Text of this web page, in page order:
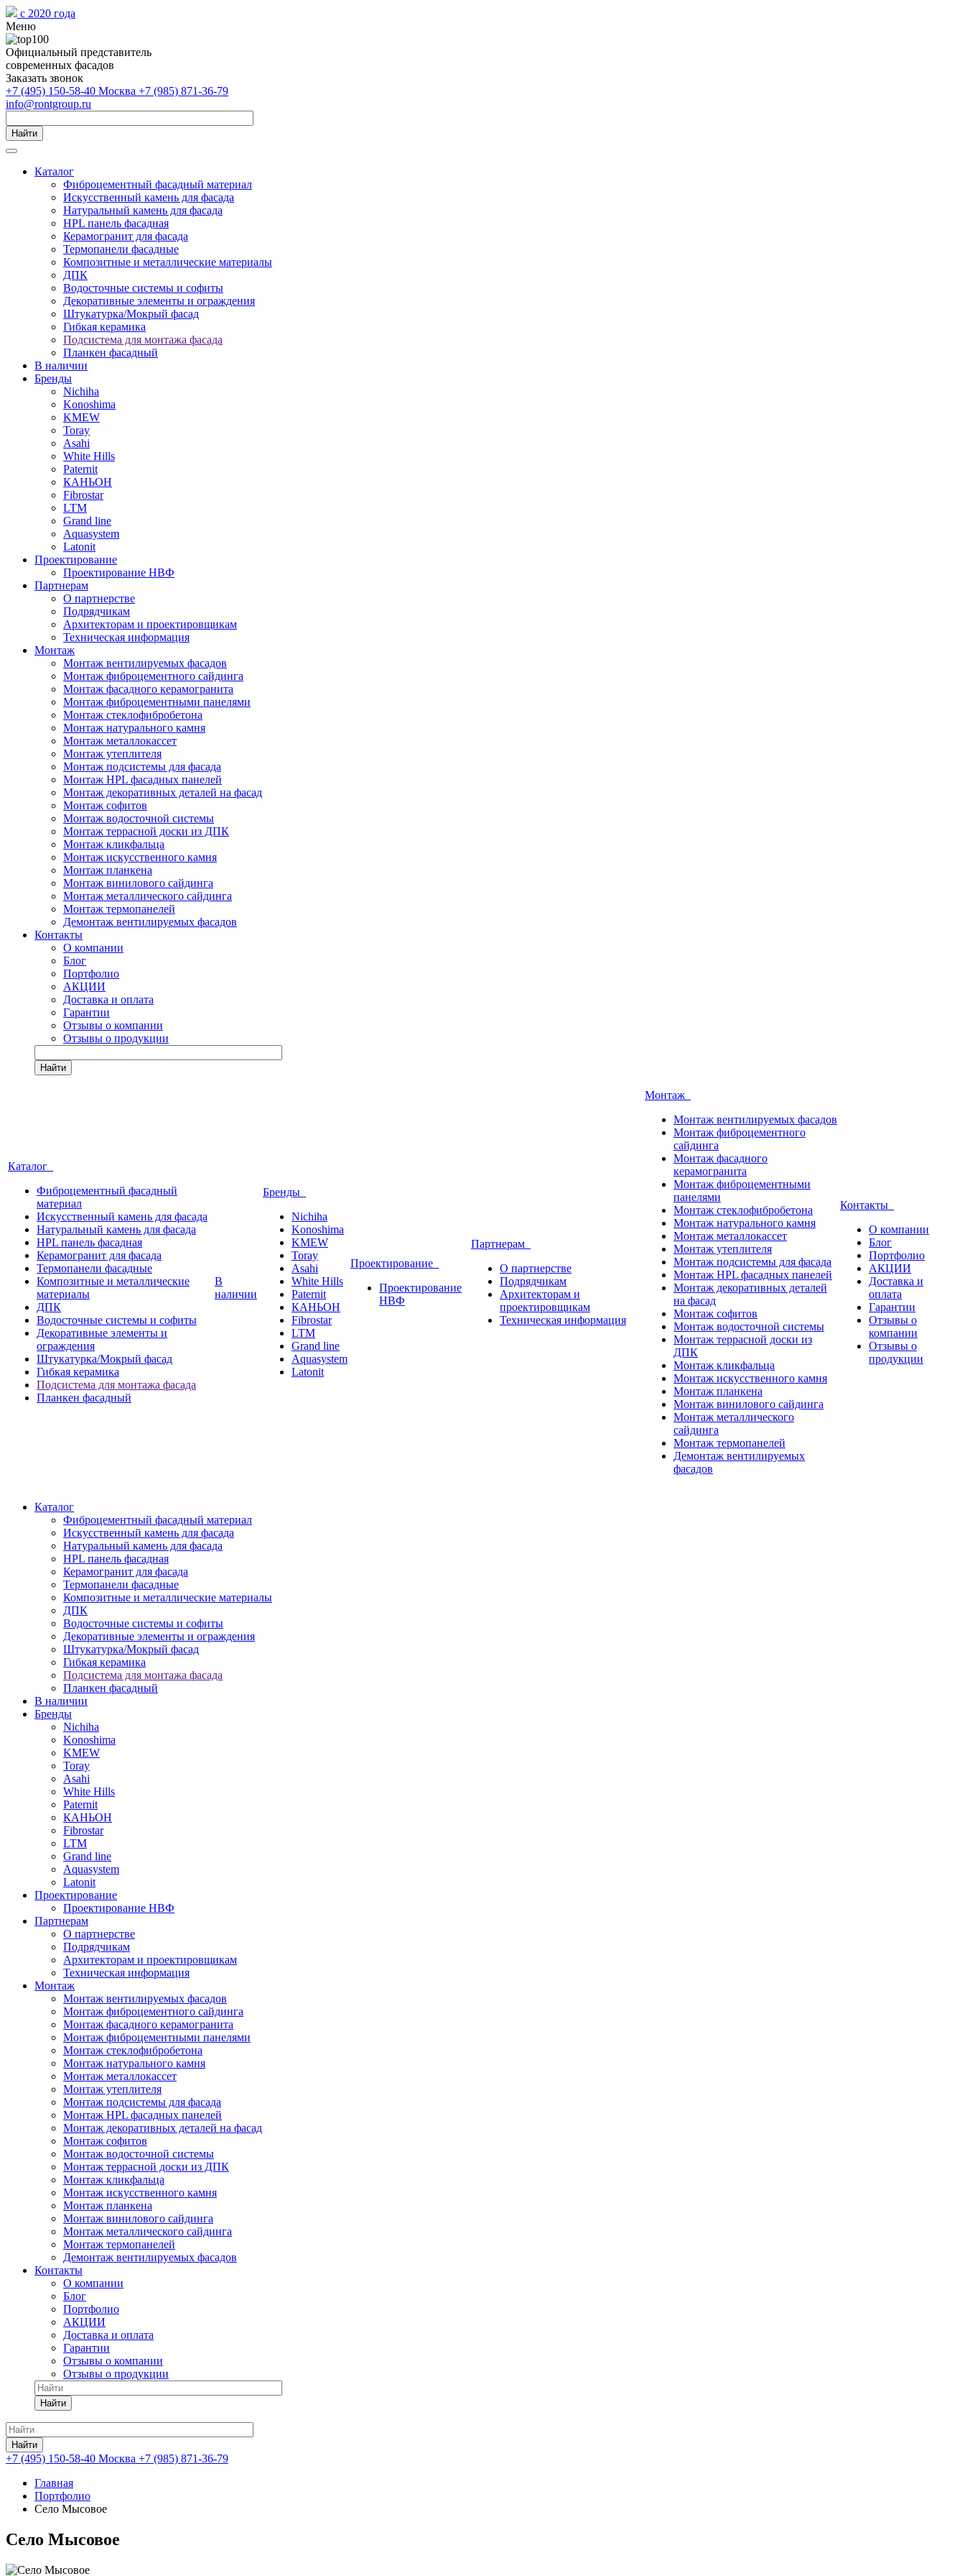
с 2020 года
Меню
Официальный представитель
современных фасадов
Заказать звонок
+7 (495) 150-58-40 Москва +7 (985) 871-36-79
info@rontgroup.ru
Найти
Каталог
Фиброцементный фасадный материал
Искусственный камень для фасада
Натуральный камень для фасада
HPL панель фасадная
Керамогранит для фасада
Термопанели фасадные
Композитные и металлические материалы
ДПК
Водосточные системы и софиты
Декоративные элементы и ограждения
Штукатурка/Мокрый фасад
Гибкая керамика
Подсистема для монтажа фасада
Планкен фасадный
В наличии
Бренды
Nichiha
Konoshima
KMEW
Toray
Asahi
White Hills
Paternit
КАНЬОН
Fibrostar
LTM
Grand line
Aquasystem
Latonit
Проектирование
Проектирование НВФ
Партнерам
О партнерстве
Подрядчикам
Архитекторам и проектировщикам
Техническая информация
Монтаж
Монтаж вентилируемых фасадов
Монтаж фиброцементного сайдинга
Монтаж фасадного керамогранита
Монтаж фиброцементными панелями
Монтаж стеклофибробетона
Монтаж натурального камня
Монтаж металлокассет
Монтаж утеплителя
Монтаж подсистемы для фасада
Монтаж HPL фасадных панелей
Монтаж декоративных деталей на фасад
Монтаж софитов
Монтаж водосточной системы
Монтаж террасной доски из ДПК
Монтаж кликфальца
Монтаж искусственного камня
Монтаж планкена
Монтаж винилового сайдинга
Монтаж металлического сайдинга
Монтаж термопанелей
Демонтаж вентилируемых фасадов
Контакты
О компании
Блог
Портфолио
АКЦИИ
Доставка и оплата
Гарантии
Отзывы о компании
Отзывы о продукции
Найти
Каталог
Фиброцементный фасадный
материал
Искусственный камень для фасада
Натуральный камень для фасада
HPL панель фасадная
Керамогранит для фасада
Термопанели фасадные
Композитные и металлические
материалы
ДПК
Водосточные системы и софиты
Декоративные элементы и
ограждения
Штукатурка/Мокрый фасад
Гибкая керамика
Подсистема для монтажа фасада
Планкен фасадный
В
наличии
Бренды
Nichiha
Konoshima
KMEW
Toray
Asahi
White Hills
Paternit
КАНЬОН
Fibrostar
LTM
Grand line
Aquasystem
Latonit
Проектирование
Проектирование
НВФ
Партнерам
О партнерстве
Подрядчикам
Архитекторам и
проектировщикам
Техническая информация
Монтаж
Монтаж вентилируемых фасадов
Монтаж фиброцементного
сайдинга
Монтаж фасадного
керамогранита
Монтаж фиброцементными
панелями
Монтаж стеклофибробетона
Монтаж натурального камня
Монтаж металлокассет
Монтаж утеплителя
Монтаж подсистемы для фасада
Монтаж HPL фасадных панелей
Монтаж декоративных деталей
на фасад
Монтаж софитов
Монтаж водосточной системы
Монтаж террасной доски из
ДПК
Монтаж кликфальца
Монтаж искусственного камня
Монтаж планкена
Монтаж винилового сайдинга
Монтаж металлического
сайдинга
Монтаж термопанелей
Демонтаж вентилируемых
фасадов
Контакты
О компании
Блог
Портфолио
АКЦИИ
Доставка и
оплата
Гарантии
Отзывы о
компании
Отзывы о
продукции
Каталог
Фиброцементный фасадный материал
Искусственный камень для фасада
Натуральный камень для фасада
HPL панель фасадная
Керамогранит для фасада
Термопанели фасадные
Композитные и металлические материалы
ДПК
Водосточные системы и софиты
Декоративные элементы и ограждения
Штукатурка/Мокрый фасад
Гибкая керамика
Подсистема для монтажа фасада
Планкен фасадный
В наличии
Бренды
Nichiha
Konoshima
KMEW
Toray
Asahi
White Hills
Paternit
КАНЬОН
Fibrostar
LTM
Grand line
Aquasystem
Latonit
Проектирование
Проектирование НВФ
Партнерам
О партнерстве
Подрядчикам
Архитекторам и проектировщикам
Техническая информация
Монтаж
Монтаж вентилируемых фасадов
Монтаж фиброцементного сайдинга
Монтаж фасадного керамогранита
Монтаж фиброцементными панелями
Монтаж стеклофибробетона
Монтаж натурального камня
Монтаж металлокассет
Монтаж утеплителя
Монтаж подсистемы для фасада
Монтаж HPL фасадных панелей
Монтаж декоративных деталей на фасад
Монтаж софитов
Монтаж водосточной системы
Монтаж террасной доски из ДПК
Монтаж кликфальца
Монтаж искусственного камня
Монтаж планкена
Монтаж винилового сайдинга
Монтаж металлического сайдинга
Монтаж термопанелей
Демонтаж вентилируемых фасадов
Контакты
О компании
Блог
Портфолио
АКЦИИ
Доставка и оплата
Гарантии
Отзывы о компании
Отзывы о продукции
Найти
Найти
+7 (495) 150-58-40 Москва +7 (985) 871-36-79
Главная
Портфолио
Село Мысовое
Село Мысовое